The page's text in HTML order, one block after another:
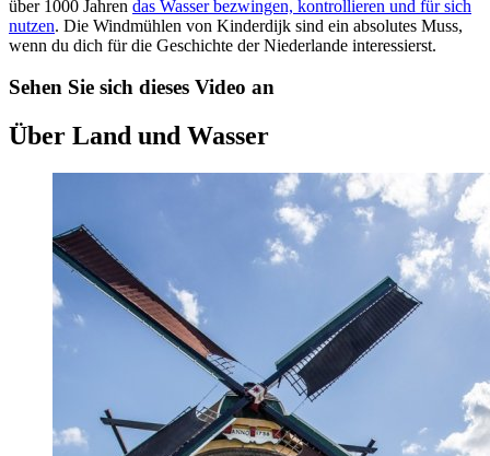
über 1000 Jahren das Wasser bezwingen, kontrollieren und für sich
nutzen. Die Windmühlen von Kinderdijk sind ein absolutes Muss,
wenn du dich für die Geschichte der Niederlande interessierst.
Sehen Sie sich dieses Video an
Über Land und Wasser